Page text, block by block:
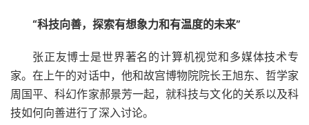
“科技向善， 探索有想象力和有温度的未来”
张正友博士是世界著名的计算机视觉和多媒体技术专
家。在上午的对话中，他和故宫博物院院长王旭东、哲学家
周国平、科幻作家郝景芳一起，就科技与文化的关系以及科
技如何向善进行了深入讨论。